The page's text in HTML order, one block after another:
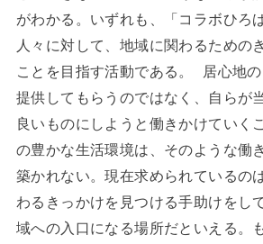
がわかる。いずれも、「コラボひろ
人々に対して、地域に関わるための
ことを目指す活動である。 居心地
提供してもらうのではなく、自らが
良いものにしようと働きかけていく
の豊かな生活環境は、そのような働
築かれない。現在求められているの
わるきっかけを見つける手助けをし
域への入口になる場所だといえる。